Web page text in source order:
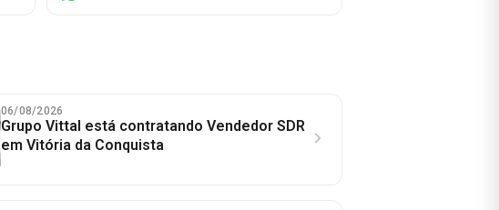
06/08/2026
Grupo Vittal está contratando Vendedor SDR
em Vitória da Conquista